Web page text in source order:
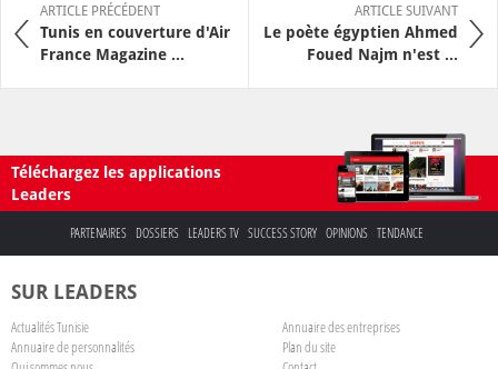
ARTICLE PRÉCÉDENT
Tunis en couverture d'Air
France Magazine ...
ARTICLE SUIVANT
Le poète égyptien Ahmed
Foued Najm n'est ...
Téléchargez les applications
Leaders
PARTENAIRES DOSSIERS LEADERS TV SUCCESS STORY OPINIONS TENDANCE
SUR LEADERS
Actualités Tunisie
Annuaire des entreprises
Annuaire de personnalités
Plan du site